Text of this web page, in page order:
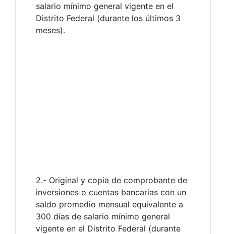
salario mínimo general vigente en el
Distrito Federal (durante los últimos 3
meses).
2.- Original y copia de comprobante de
inversiones o cuentas bancarias con un
saldo promedio mensual equivalente a
300 días de salario mínimo general
vigente en el Distrito Federal (durante